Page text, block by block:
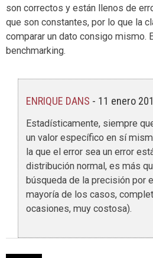
son correctos y están llenos de
que son constantes, por lo que la
comparar un dato consigo mismo.
benchmarking.
ENRIQUE DANS - 11 enero
Estadísticamente, siempre
un valor específico en sí
la que el error sea un error
distribución normal, es más
búsqueda de la precisión por
mayoría de los casos,
ocasiones, muy costosa).